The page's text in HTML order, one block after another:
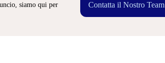
siamo qui per
Contatta il Nostro Team